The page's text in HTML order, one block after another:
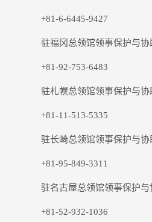
+81-6-6445-9427
驻福冈总领馆领事保护与协
+81-92-753-6483
驻札幌总领馆领事保护与协
+81-11-513-5335
驻长崎总领馆领事保护与协
+81-95-849-3311
驻名古屋总领馆领事保护与
+81-52-932-1036